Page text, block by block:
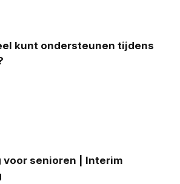
kunt ondersteunen tijdens
voor senioren | Interim